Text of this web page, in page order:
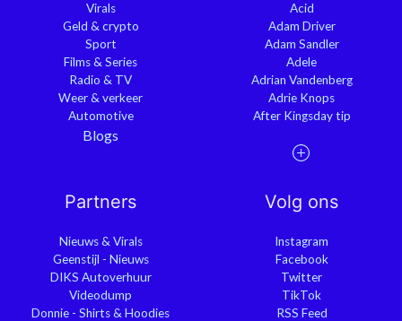
Virals
Geld & crypto
Sport
Films & Series
Radio & TV
Weer & verkeer
Automotive
Blogs
Acid
Adam Driver
Adam Sandler
Adele
Adrian Vandenberg
Adrie Knops
After Kingsday tip
Partners
Nieuws & Virals
Geenstijl - Nieuws
DIKS Autoverhuur
Videodump
Donnie - Shirts & Hoodies
Volg ons
Instagram
Facebook
Twitter
TikTok
RSS Feed